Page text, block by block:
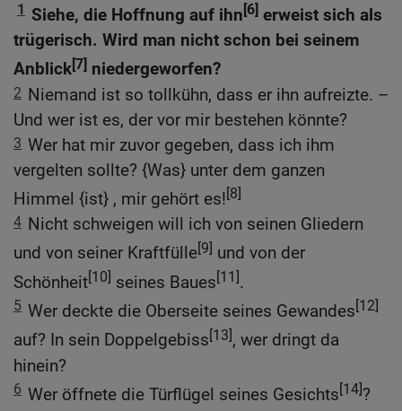
1 Siehe, die Hoffnung auf ihn [6] erweist sich als
trügerisch. Wird man nicht schon bei seinem
Anblick[7] niedergeworfen?
2 Niemand ist so tollkühn, dass er ihn aufreizte. –
Und wer ist es, der vor mir bestehen könnte?
3 Wer hat mir zuvor gegeben, dass ich ihm
vergelten sollte? {Was} unter dem ganzen
Himmel {ist} , mir gehört es![8]
4 Nicht schweigen will ich von seinen Gliedern
und von seiner Kraftfülle[9] und von der
Schönheit[10] seines Baues[11].
5 Wer deckte die Oberseite seines Gewandes[12]
auf? In sein Doppelgebiss[13], wer dringt da
hinein?
6 Wer öffnete die Türflügel seines Gesichts[14]?